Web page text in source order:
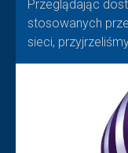
Przeglądając
stosowanych
sieci,